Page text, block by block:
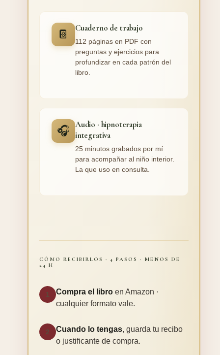
📔 Cuaderno de trabajo
112 páginas en PDF con
preguntas y ejercicios para
profundizar en cada patrón del
libro.
🎧 Audio · hipnoterapia
integrativa
25 minutos grabados por mí
para acompañar al niño interior.
La que uso en consulta.
CÓMO RECIBIRLOS · 4 PASOS · MENOS DE
24 H
1 Compra el libro en Amazon ·
cualquier formato vale.
2 Cuando lo tengas, guarda tu recibo
o justificante de compra.